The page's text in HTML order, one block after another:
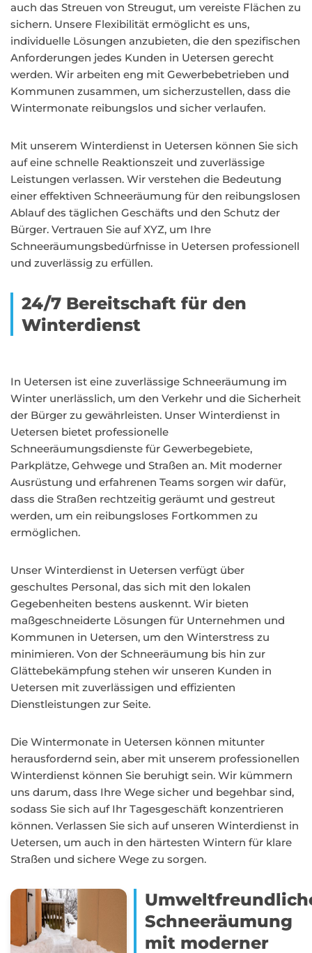
auch das Streuen von Streugut, um vereiste Flächen zu
sichern. Unsere Flexibilität ermöglicht es uns,
individuelle Lösungen anzubieten, die den spezifischen
Anforderungen jedes Kunden in Uetersen gerecht
werden. Wir arbeiten eng mit Gewerbebetrieben und
Kommunen zusammen, um sicherzustellen, dass die
Wintermonate reibungslos und sicher verlaufen.
Mit unserem Winterdienst in Uetersen können Sie sich
auf eine schnelle Reaktionszeit und zuverlässige
Leistungen verlassen. Wir verstehen die Bedeutung
einer effektiven Schneeräumung für den reibungslosen
Ablauf des täglichen Geschäfts und den Schutz der
Bürger. Vertrauen Sie auf XYZ, um Ihre
Schneeräumungsbedürfnisse in Uetersen professionell
und zuverlässig zu erfüllen.
24/7 Bereitschaft für den
Winterdienst
In Uetersen ist eine zuverlässige Schneeräumung im
Winter unerlässlich, um den Verkehr und die Sicherheit
der Bürger zu gewährleisten. Unser Winterdienst in
Uetersen bietet professionelle
Schneeräumungsdienste für Gewerbegebiete,
Parkplätze, Gehwege und Straßen an. Mit moderner
Ausrüstung und erfahrenen Teams sorgen wir dafür,
dass die Straßen rechtzeitig geräumt und gestreut
werden, um ein reibungsloses Fortkommen zu
ermöglichen.
Unser Winterdienst in Uetersen verfügt über
geschultes Personal, das sich mit den lokalen
Gegebenheiten bestens auskennt. Wir bieten
maßgeschneiderte Lösungen für Unternehmen und
Kommunen in Uetersen, um den Winterstress zu
minimieren. Von der Schneeräumung bis hin zur
Glättebekämpfung stehen wir unseren Kunden in
Uetersen mit zuverlässigen und effizienten
Dienstleistungen zur Seite.
Die Wintermonate in Uetersen können mitunter
herausfordernd sein, aber mit unserem professionellen
Winterdienst können Sie beruhigt sein. Wir kümmern
uns darum, dass Ihre Wege sicher und begehbar sind,
sodass Sie sich auf Ihr Tagesgeschäft konzentrieren
können. Verlassen Sie sich auf unseren Winterdienst in
Uetersen, um auch in den härtesten Wintern für klare
Straßen und sichere Wege zu sorgen.
Schneeräumung
mit moderner